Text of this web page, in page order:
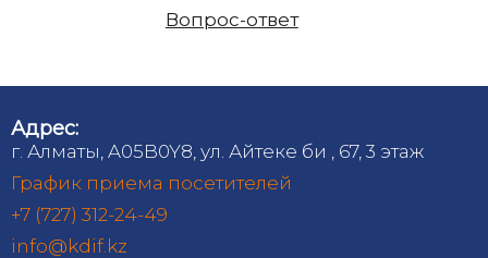
Вопрос-ответ
Адрес:
г. Алматы, A05B0Y8, ул. Айтеке би , 67, 3 этаж
График приема посетителей
+7 (727) 312-24-49
info@kdif.kz